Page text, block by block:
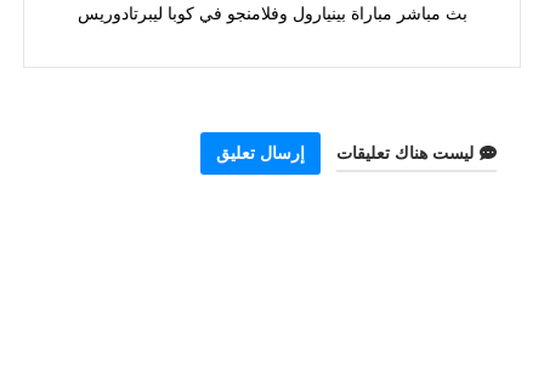
بث مباشر مباراة بينيارول وفلامنجو في كوبا ليبرتادوريس
ليست هناك تعليقات إرسال تعليق